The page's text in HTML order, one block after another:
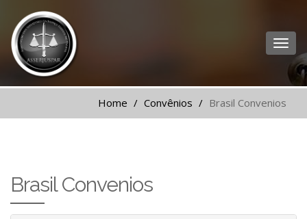
Home Convênios Brasil Convenios
Brasil Convenios